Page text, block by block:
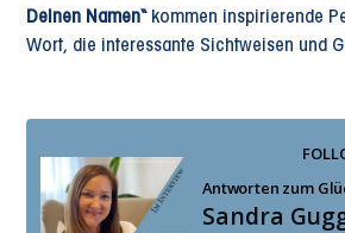
Deinen Namen“kommen inspirierende
Wort, die interessante Sichtweisen und